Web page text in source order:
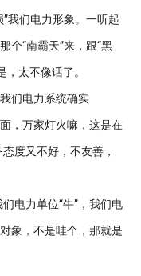
我们电力形象。一听起
个“南霸天”来，跟“黑
太不像话了。
们电力系统确实
，万家灯火嘛，这是在
度又不好，不友善，
电力单位“牛”，我们电
象，不是哇个，那就是